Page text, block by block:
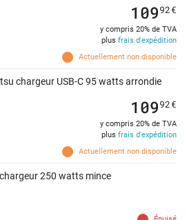
Actuellement non disponible
10992€
y compris 20% de TVA
plus frais d'expédition
chargeur USB-C 95 watts arrondie
Actuellement non disponible
10992€
y compris 20% de TVA
plus frais d'expédition
250 watts mince